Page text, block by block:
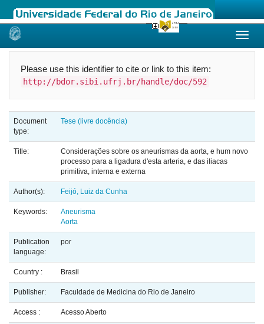
Skip
Please use this identifier to cite or link to this item:
http://bdor.sibi.ufrj.br/handle/doc/592
Document
type:
Tese (livre docência)
Title:
Considerações sobre os aneurismas da aorta, e hum novo
processo para a ligadura d'esta arteria, e das iliacas
primitiva, interna e externa
Author(s): Feijó, Luiz da Cunha
Keywords:
Aneurisma
Aorta
Publication
language:
por
Country : Brasil
Publisher: Faculdade de Medicina do Rio de Janeiro
Access : Acesso Aberto